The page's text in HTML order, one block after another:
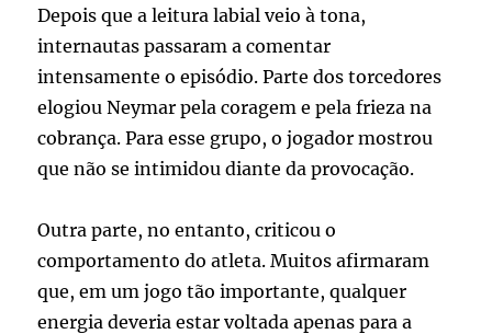
Depois que a leitura labial veio à tona,
internautas passaram a comentar
intensamente o episódio. Parte dos torcedores
elogiou Neymar pela coragem e pela frieza na
cobrança. Para esse grupo, o jogador mostrou
que não se intimidou diante da provocação.
Outra parte, no entanto, criticou o
comportamento do atleta. Muitos afirmaram
que, em um jogo tão importante, qualquer
energia deveria estar voltada apenas para a